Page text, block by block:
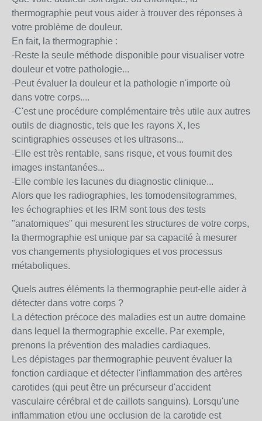
thermographie peut vous aider à trouver des réponses à
votre problème de douleur.
En fait, la thermographie :
-Reste la seule méthode disponible pour visualiser votre
douleur et votre pathologie...
-Peut évaluer la douleur et la pathologie n'importe où
dans votre corps....
-C'est une procédure complémentaire très utile aux autres
outils de diagnostic, tels que les rayons X, les
scintigraphies osseuses et les ultrasons...
-Elle est très rentable, sans risque, et vous fournit des
images instantanées...
-Elle comble les lacunes du diagnostic clinique...
Alors que les radiographies, les tomodensitogrammes,
les échographies et les IRM sont tous des tests
"anatomiques" qui mesurent les structures de votre corps,
la thermographie est unique par sa capacité à mesurer
vos changements physiologiques et vos processus
métaboliques.
Quels autres éléments la thermographie peut-elle aider à
détecter dans votre corps ?
La détection précoce des maladies est un autre domaine
dans lequel la thermographie excelle. Par exemple,
prenons la prévention des maladies cardiaques.
Les dépistages par thermographie peuvent évaluer la
fonction cardiaque et détecter l'inflammation des artères
carotides (qui peut être un précurseur d'accident
vasculaire cérébral et de caillots sanguins). Lorsqu'une
inflammation et/ou une occlusion de la carotide est